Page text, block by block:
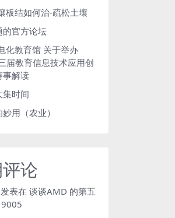
板结如何治-疏松土壤
的官方论坛
化教育馆 关于举办
届教育信息技术应用创
事解读
集时间
用（农业）
论
发表在 谈谈AMD 的第五
9005